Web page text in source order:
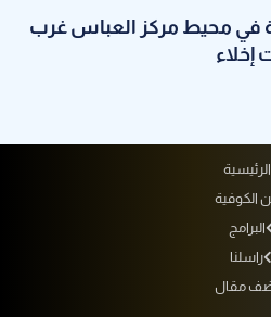
في محيط مركز العباس غرب
إخلاء
الرئيسية
الكوفية
البرامج
راسلنا
مقال